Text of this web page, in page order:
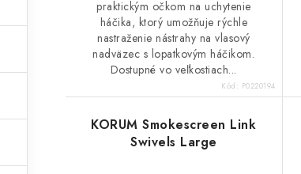
v
praktickým očkom na uchytenie
háčika, ktorý umožňuje rýchle
nastraženie nástrahy na vlasový
nadväzec s lopatkovým háčikom.
Dostupné vo veľkostiach...
Kód: P0220194
KORUM Smokescreen Link
Swivels Large